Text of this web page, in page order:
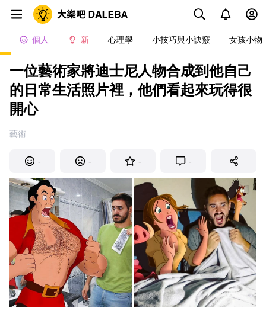
個人 新 心理學 小技巧與小訣竅 女孩小物
一位藝術家將迪士尼人物合成到他自己
的日常生活照片裡，他們看起來玩得很
開心
藝術
- - - -